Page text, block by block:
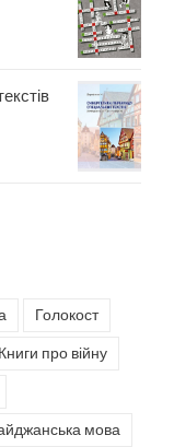
Голокост
Книги про війну
мова